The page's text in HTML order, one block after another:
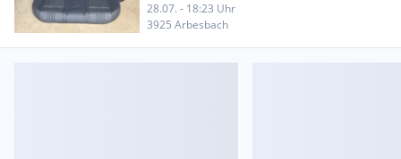
28.07. - 18:23 Uhr
3925 Arbesbach